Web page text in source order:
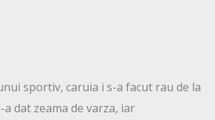
sportiv, caruia i s-a facut rau de la
dat zeama de varza, iar